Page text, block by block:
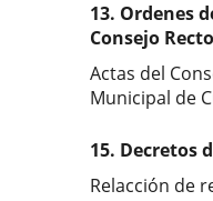
13. Ordenes
Consejo
Actas del
Municipal de
15. Decretos
Relacción de